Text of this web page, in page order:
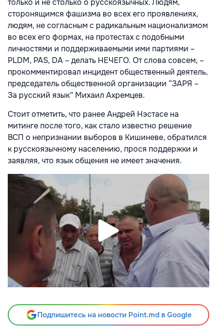
только и не столько о русскоязычных. Людям,
сторонящимся фашизма во всех его проявлениях,
людям, не согласным с радикальным национализмом
во всех его формах, на протестах с подобными
личностями и поддерживаемыми ими партиями –
PLDM, PAS, DA – делать НЕЧЕГО. От слова совсем, –
прокомментировал инцидент общественный деятель,
председатель общественной организации “ЗАРЯ –
За русский язык” Михаил Ахремцев.
Стоит отметить, что ранее Андрей Нэстасе на
митинге после того, как стало известно решение
ВСП о непризнании выборов в Кишиневе, обратился
к русскоязычному населению, прося поддержки и
заявляя, что язык общения не имеет значения.
Подпишитесь на новости Point.md в Google